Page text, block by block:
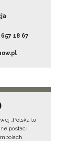
18 67
„Polska to
postaci i